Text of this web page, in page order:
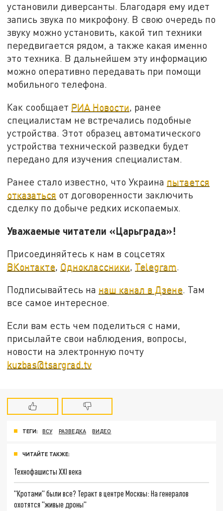
установили диверсанты. Благодаря ему идет
запись звука по микрофону. В свою очередь по
звуку можно установить, какой тип техники
передвигается рядом, а также какая именно
это техника. В дальнейшем эту информацию
можно оперативно передавать при помощи
мобильного телефона.
Как сообщает РИА Новости, ранее
специалистам не встречались подобные
устройства. Этот образец автоматического
устройства технической разведки будет
передано для изучения специалистам.
Ранее стало известно, что Украина пытается
отказаться от договоренности заключить
сделку по добыче редких ископаемых.
Уважаемые читатели «Царьграда»!
Присоединяйтесь к нам в соцсетях
ВКонтакте, Одноклассники, Telegram.
Подписывайтесь на наш канал в Дзене. Там
все самое интересное.
Если вам есть чем поделиться с нами,
присылайте свои наблюдения, вопросы,
новости на электронную почту
kuzbas@tsargrad.tv
ТЕГИ: ВСУ РАЗВЕДКА ВИДЕО
ЧИТАЙТЕ ТАКЖЕ:
Технофашисты XXI века
"Кротами" были все? Теракт в центре Москвы: На генералов
охотятся "живые дроны"